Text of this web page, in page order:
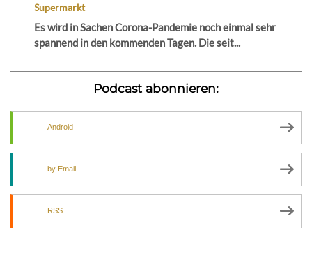
Supermarkt
Es wird in Sachen Corona-Pandemie noch einmal sehr
spannend in den kommenden Tagen. Die seit...
Podcast abonnieren:
Android
by Email
RSS